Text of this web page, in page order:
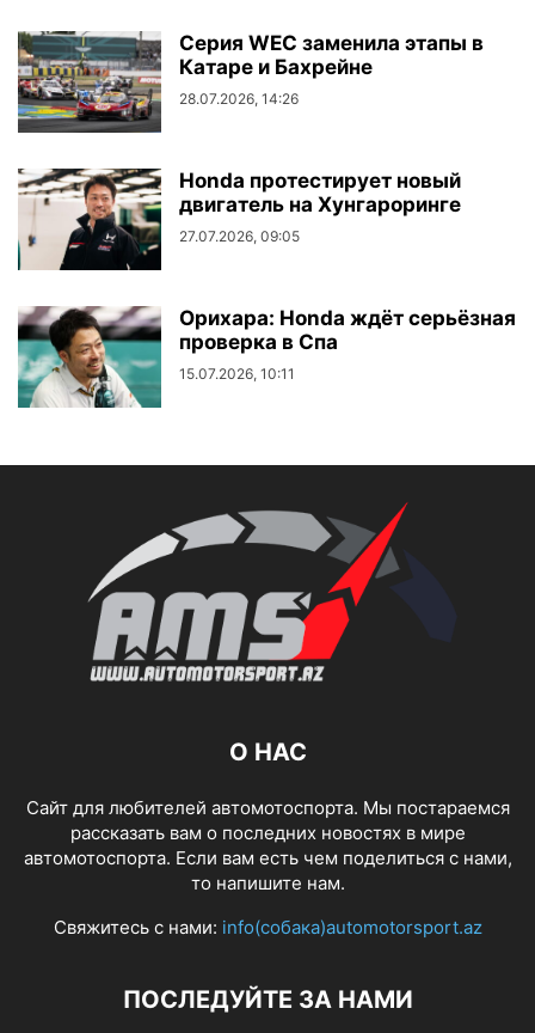
Серия WEC заменила этапы в
Катаре и Бахрейне
28.07.2026, 14:26
Honda протестирует новый
двигатель на Хунгароринге
27.07.2026, 09:05
Орихара: Honda ждёт серьёзная
проверка в Спа
15.07.2026, 10:11
О НАС
Сайт для любителей автомотоспорта. Мы постараемся
рассказать вам о последних новостях в мире
автомотоспорта. Если вам есть чем поделиться с нами,
то напишите нам.
Свяжитесь с нами: info(собака)automotorsport.az
ПОСЛЕДУЙТЕ ЗА НАМИ